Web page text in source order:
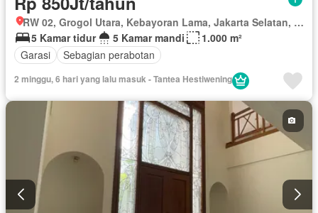
RW 02, Grogol Utara, Kebayoran Lama, Jakarta Selatan, Daerah Khusus Ibukota Jakarta
5 Kamar tidur
5 Kamar mandi
1.000 m²
Garasi
Sebagian perabotan
2 minggu, 6 hari yang lalu masuk - Tantea Hestiwening